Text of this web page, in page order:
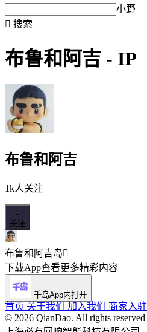
小野
 搜索
布鲁和阿吉 - IP
布鲁和阿吉
1k人关注

关注
布鲁和阿吉岛
下载App查看更多精彩内容
千岛App内打开
首页 关于我们 加入我们 商家入驻
©️ 2026 QianDao. All rights reserved